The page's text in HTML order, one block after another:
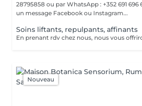
28795858 ou par WhatsApp : +352 691 696
un message Facebook ou Instagram...
Soins liftants, repulpants, affinants
Nouveau